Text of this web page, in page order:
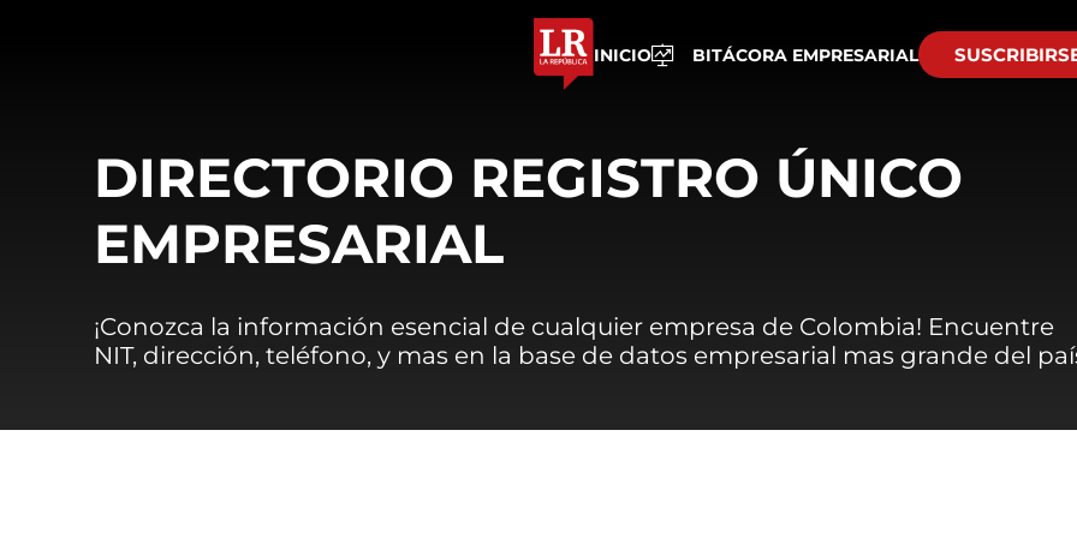
INICIO BITÁCORA EMPRESARIAL
DIRECTORIO REGISTRO ÚNICO
EMPRESARIAL
¡Conozca la información esencial de cualquier empresa de Colombia! Encuentre
NIT, dirección, teléfono, y mas en la base de datos empresarial mas grande del